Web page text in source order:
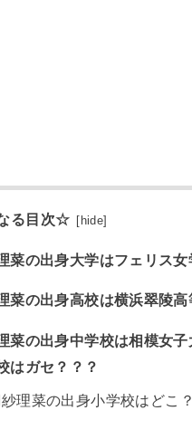
る目次☆ hide
菜の出身大学はフェリス
菜の出身高校は横浜翠陵
菜の出身中学校は相模女
はガセ？？？
理菜の出身小学校はどこ